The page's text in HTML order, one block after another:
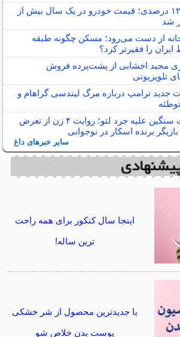
تورم ۱۲۴ درصدی؛ قیمت خودرو در یک سال بیش از
شد
از دست می‌رود؛ مسکن چگونه طبقه
را فقیرتر کرد؟
مجید اخشابی از پشت‌پرده فروش
تلویزیونی
جدید ترامپ درباره مرگ لیندسی گراهام و
اتهامات سنگین علیه جرد لتو؛ روایت ۴ زن از تعرض
برنده اسکار در نوجوانی
سایر خبرهای داغ
اینجا سال کنکور برای همه راحت
ترین ساله!
با جدیدترین محصول از شر خشکی
پوست بدن خلاص شو